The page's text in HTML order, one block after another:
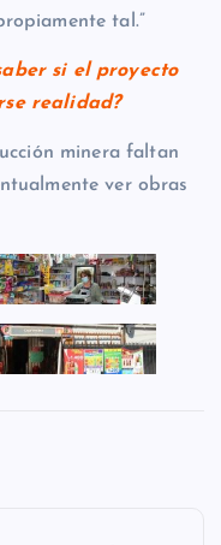
tal.”
si el proyecto
realidad?
minera faltan
ver obras